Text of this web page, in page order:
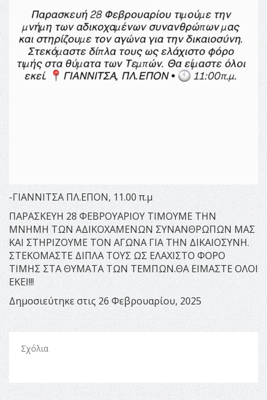
-ΓΙΑΝΝΙΤΣΑ ΠΛ.ΕΠΟΝ, 11.00 π.μ
ΠΑΡΑΣΚΕΥΗ 28 ΦΕΒΡΟΥΑΡΙΟΥ ΤΙΜΟΥΜΕ ΤΗΝ
ΜΝΗΜΗ ΤΩΝ ΑΔΙΚΟΧΑΜΕΝΩΝ ΣΥΝΑΝΘΡΩΠΩΝ ΜΑΣ
ΚΑΙ ΣΤΗΡΙΖΟΥΜΕ ΤΟΝ ΑΓΩΝΑ ΓΙΑ ΤΗΝ ΔΙΚΑΙΟΣΥΝΗ.
ΣΤΕΚΟΜΑΣΤΕ ΔΙΠΛΑ ΤΟΥΣ ΩΣ ΕΛΑΧΙΣΤΟ ΦΟΡΟ
ΤΙΜΗΣ ΣΤΑ ΘΥΜΑΤΑ ΤΩΝ ΤΕΜΠΩΝ.ΘΑ ΕΙΜΑΣΤΕ ΟΛΟΙ
ΕΚΕΙ!!!
Δημοσιεύτηκε στις 26 Φεβρουαρίου, 2025
Σχόλια